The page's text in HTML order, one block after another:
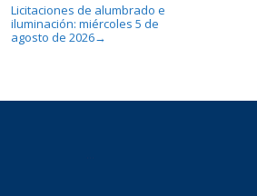
Licitaciones de alumbrado e
iluminación: miércoles 5 de
agosto de 2026→